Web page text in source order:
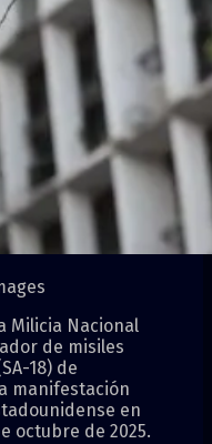
Milicia Nacional
de misiles
18) de
manifestación
en
octubre de 2025.